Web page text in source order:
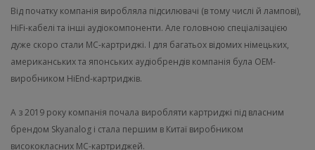
Від початку компанія виробляла підсилювачі (в тому числі й лампові),
HiFi-кабелі та інші аудіокомпоненти. Але головною спеціалізацією
дуже скоро стали MC-картриджі. І для багатьох відомих німецьких,
американських та японських аудіобрендів компанія була OEM-
виробником HiEnd-картриджів.
А з 2019 року компанія почала виробляти картриджі під власним
брендом Skyanalog і стала першим в Китаї виробником
висококласних MC-картриджей.